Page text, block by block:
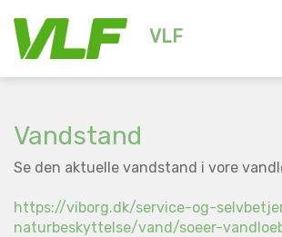
VLF
Vandstand
Se den aktuelle vandstand i vore
https://viborg.dk/service-og-
naturbeskyttelse/vand/soeer-